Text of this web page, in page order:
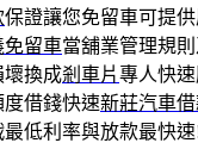
保證讓您免留車可提
免留車當舖業管理規
壞換成剎車片專人快
借錢快速新莊汽車
低利率與放款最快